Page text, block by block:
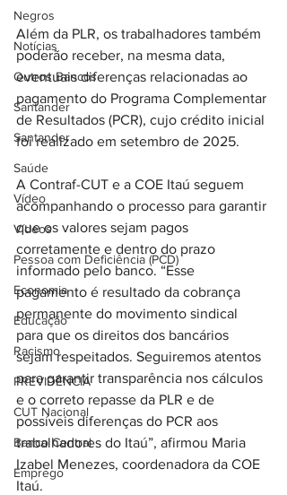
Negros
Notícias
Outros Bancos
Santander
Santander
Saúde
Vídeo
Vídeos
Pessoa com Deficiência (PCD)
Economia
Educação
Racismo
PREVIDÊNCIA
CUT Nacional
Banco Central
Emprego
Além da PLR, os trabalhadores também
poderão receber, na mesma data,
eventuais diferenças relacionadas ao
pagamento do Programa Complementar
de Resultados (PCR), cujo crédito inicial
foi realizado em setembro de 2025.
A Contraf-CUT e a COE Itaú seguem
acompanhando o processo para garantir
que os valores sejam pagos
corretamente e dentro do prazo
informado pelo banco. “Esse
pagamento é resultado da cobrança
permanente do movimento sindical
para que os direitos dos bancários
sejam respeitados. Seguiremos atentos
para garantir transparência nos cálculos
e o correto repasse da PLR e de
possíveis diferenças do PCR aos
trabalhadores do Itaú”, afirmou Maria
Izabel Menezes, coordenadora da COE
Itaú.